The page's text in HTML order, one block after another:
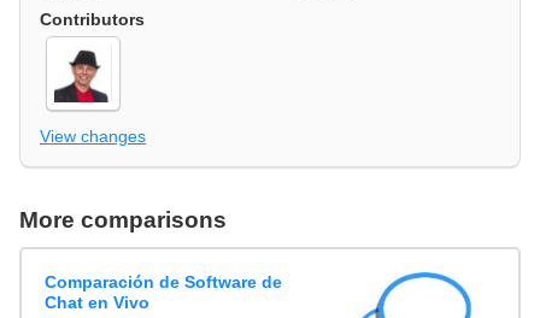
Contributors
View changes
More comparisons
Comparación de Software de
Chat en Vivo